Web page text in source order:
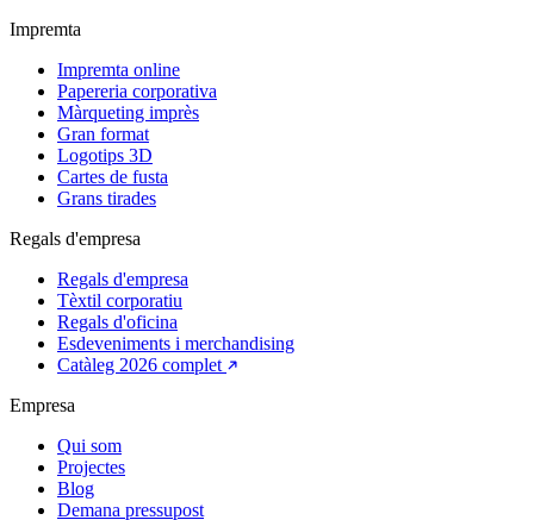
Impremta
Impremta online
Papereria corporativa
Màrqueting imprès
Gran format
Logotips 3D
Cartes de fusta
Grans tirades
Regals d'empresa
Regals d'empresa
Tèxtil corporatiu
Regals d'oficina
Esdeveniments i merchandising
Catàleg 2026 complet
Empresa
Qui som
Projectes
Blog
Demana pressupost